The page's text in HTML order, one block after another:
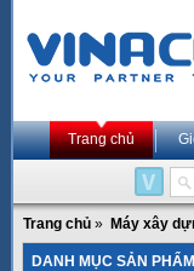
Trang chủ
Trang chủ » Máy xây
DANH MỤC SẢN PHẨM